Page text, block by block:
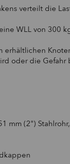
verteilt die
WLL von 300
erhältlichen
oder die Gefahr
mm (2")